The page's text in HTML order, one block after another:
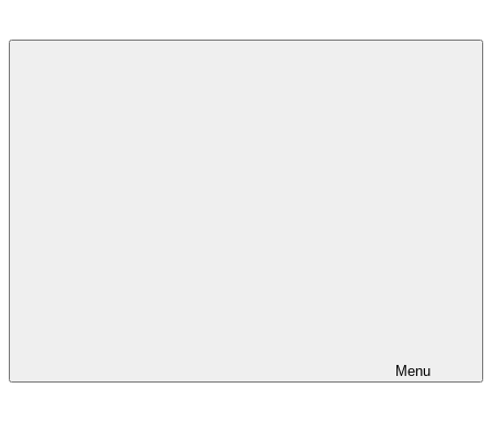
Menu